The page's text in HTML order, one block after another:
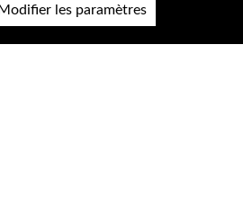
Modifier les paramètres